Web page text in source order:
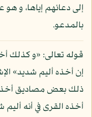
إلى دعائهم إياها، و
بالمدعو.
قوله تعالى: «و كذلك
إن أخذه أليم شديد»
ذلك بعض مصاديق
أخذه القرى في أنه